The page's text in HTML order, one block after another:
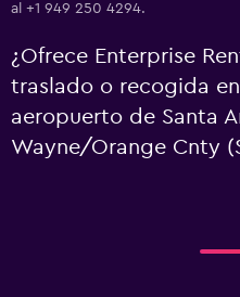
al +1 949 250 4294.
¿Ofrece Enterprise
traslado o recogida
aeropuerto de Santa
Wayne/Orange Cnty